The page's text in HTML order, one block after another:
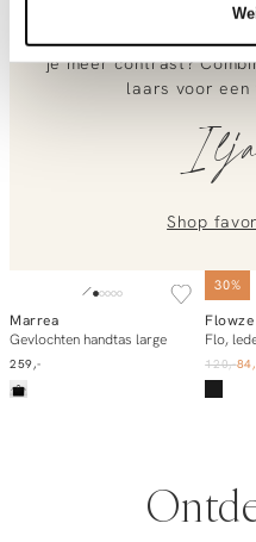
het plaatsen van een
voor je klaar!
Neem contact met ons op
(ma-vr: 09:00u-
die sportieve vibe. Draag
je meer contrast?
laars voor een
Ilja
Shop
In winkelmand
Marrea
Gevlochten handtas large
259,-
30%
Flowze
Flo,
120,-